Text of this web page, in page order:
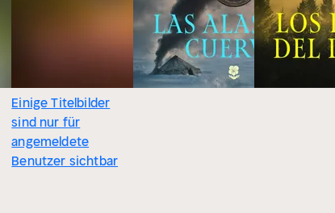
Einige Titelbilder
sind nur für
angemeldete
Benutzer sichtbar